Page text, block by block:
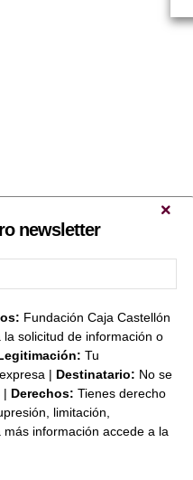
newsletter
Fundación Caja Castellón
la solicitud de información o
Tu
| Destinatario: No se
| Derechos: Tienes derecho
limitación,
información accede a la